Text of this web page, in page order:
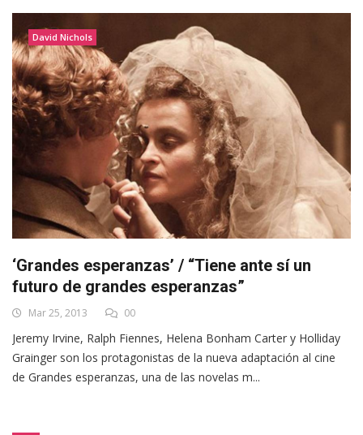
David Nichols
‘Grandes esperanzas’ / “Tiene ante sí un
futuro de grandes esperanzas”
Mar 25, 2013 00
Jeremy Irvine, Ralph Fiennes, Helena Bonham Carter y Holliday
Grainger son los protagonistas de la nueva adaptación al cine
de Grandes esperanzas, una de las novelas m...